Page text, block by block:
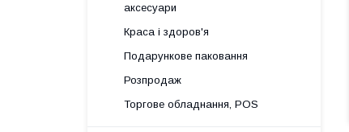
аксесуари
Краса і здоров'я
Подарункове паковання
Розпродаж
Торгове обладнання, POS